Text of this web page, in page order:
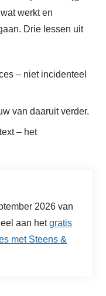
werkt en
Drie lessen uit
– niet incidenteel
van daaruit verder.
– het
2026 van
aan hetgratis
met Steens &